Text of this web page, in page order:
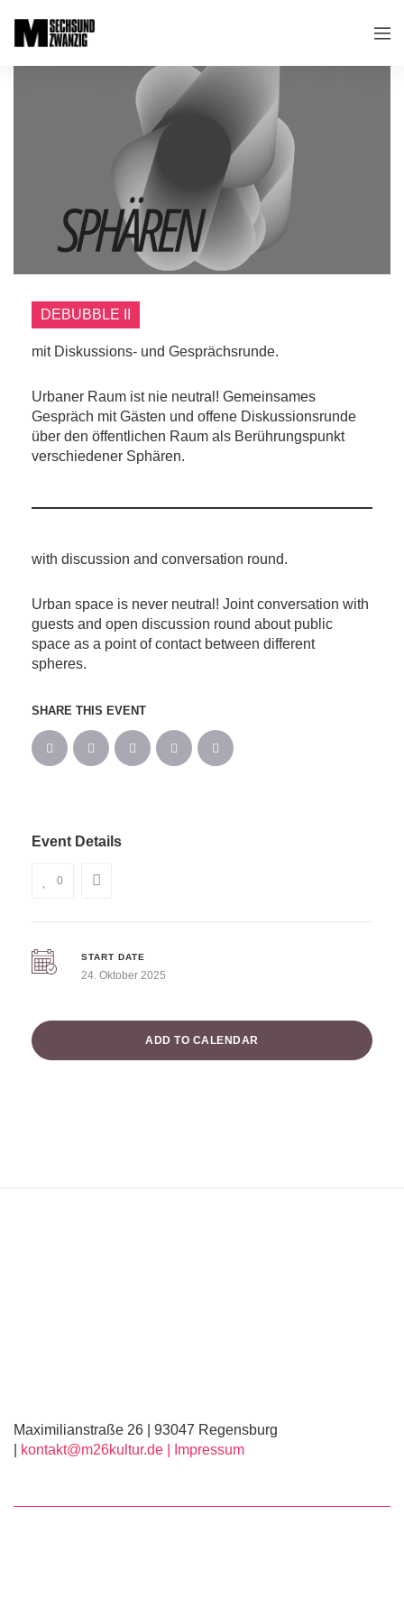
DEBUBBLE II
mit Diskussions- und Gesprächsrunde.
Urbaner Raum ist nie neutral! Gemeinsames
Gespräch mit Gästen und offene Diskussionsrunde
über den öffentlichen Raum als Berührungspunkt
verschiedener Sphären.
with discussion and conversation round.
Urban space is never neutral! Joint conversation with
guests and open discussion round about public
space as a point of contact between different
spheres.
SHARE THIS EVENT
Event Details
0
START DATE
24. Oktober 2025
ADD TO CALENDAR
Maximilianstraße 26 | 93047 Regensburg
kontakt@m26kultur.de | Impressum